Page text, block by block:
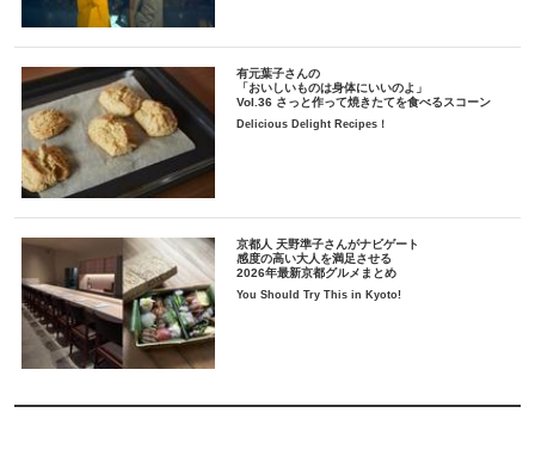
有元葉子さんの
「おいしいものは身体にいいのよ」
Vol.36 さっと作って焼きたてを食べるスコーン
Delicious Delight Recipes！
京都人 天野準子さんがナビゲート
感度の高い大人を満足させる
2026年最新京都グルメまとめ
You Should Try This in Kyoto!